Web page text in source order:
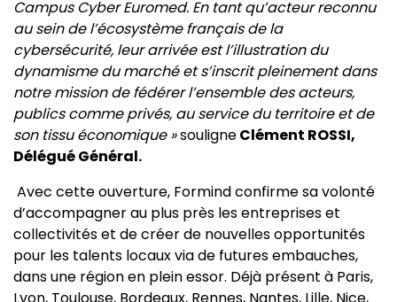
Campus Cyber Euromed. En tant qu’acteur reconnu
au sein de l’écosystème français de la
cybersécurité, leur arrivée est l’illustration du
dynamisme du marché et s’inscrit pleinement dans
notre mission de fédérer l’ensemble des acteurs,
publics comme privés, au service du territoire et de
son tissu économique »souligneClément ROSSI,
Délégué Général.
Avec cette ouverture, Formind confirme sa volonté
d’accompagner au plus près les entreprises et
collectivités et de créer de nouvelles opportunités
pour les talents locaux via de futures embauches,
dans une région en plein essor. Déjà présent à Paris,
Lyon, Toulouse, Bordeaux, Rennes, Nantes, Lille, Nice,